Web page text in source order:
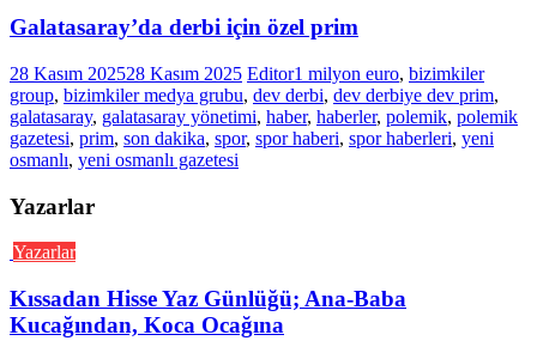
Galatasaray’da derbi için özel prim
28 Kasım 202528 Kasım 2025 Editor1 milyon euro, bizimkiler
group, bizimkiler medya grubu, dev derbi, dev derbiye dev prim,
galatasaray, galatasaray yönetimi, haber, haberler, polemik, polemik
gazetesi, prim, son dakika, spor, spor haberi, spor haberleri, yeni
osmanlı, yeni osmanlı gazetesi
Yazarlar
Yazarlar
Kıssadan Hisse Yaz Günlüğü; Ana-Baba
Kucağından, Koca Ocağına